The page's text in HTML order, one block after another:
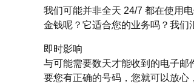
我们可能并非全天 24/7 都在使用
金钱呢？它适合您的业务吗？我们
即时影响
与可能需要数天才能收到的电子邮
要您有正确的号码，您就可以放